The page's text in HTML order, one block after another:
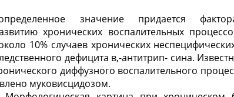
значение придается
хронических воспалительных
10% случаев хронических
дефицита в,-антитрип- сина.
диффузного воспалительного
муковисцидозом.